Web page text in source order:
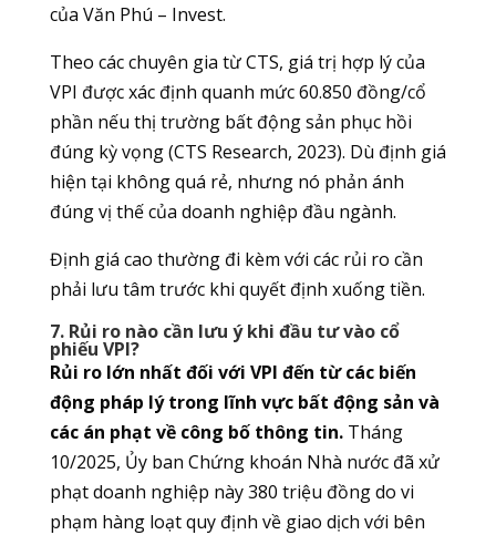
của Văn Phú – Invest.
Theo các chuyên gia từ CTS, giá trị hợp lý của
VPI được xác định quanh mức 60.850 đồng/cổ
phần nếu thị trường bất động sản phục hồi
đúng kỳ vọng (CTS Research, 2023). Dù định giá
hiện tại không quá rẻ, nhưng nó phản ánh
đúng vị thế của doanh nghiệp đầu ngành.
Định giá cao thường đi kèm với các rủi ro cần
phải lưu tâm trước khi quyết định xuống tiền.
7. Rủi ro nào cần lưu ý khi đầu tư vào cổ
phiếu VPI?
Rủi ro lớn nhất đối với VPI đến từ các biến
động pháp lý trong lĩnh vực bất động sản và
các án phạt về công bố thông tin.Tháng
10/2025, Ủy ban Chứng khoán Nhà nước đã xử
phạt doanh nghiệp này 380 triệu đồng do vi
phạm hàng loạt quy định về giao dịch với bên